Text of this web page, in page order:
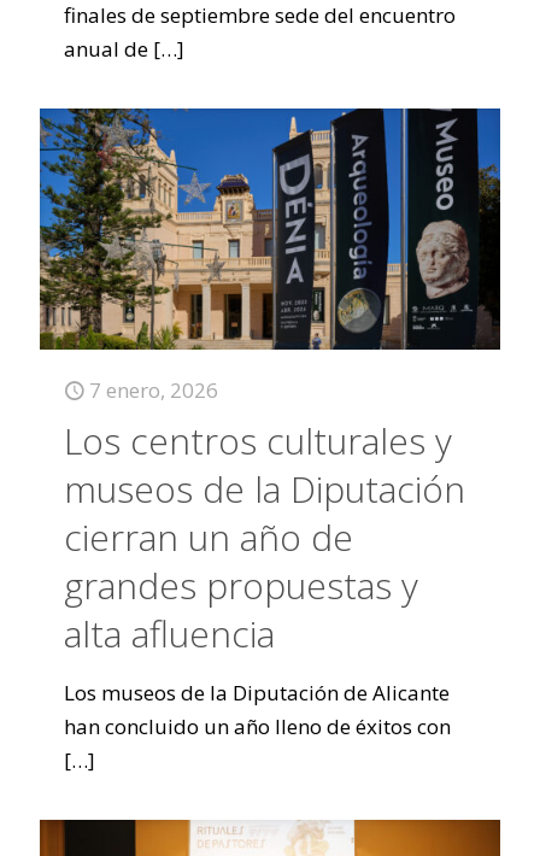
finales de septiembre sede del encuentro
anual de […]
7 enero, 2026
Los centros culturales y
museos de la Diputación
cierran un año de
grandes propuestas y
alta afluencia
Los museos de la Diputación de Alicante
han concluido un año lleno de éxitos con
[…]